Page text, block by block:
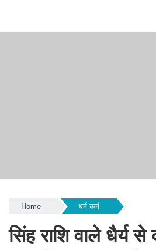
Home धर्म-कर्म
सिंह राशि वाले धैर्य